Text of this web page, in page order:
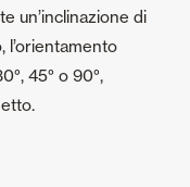
un’inclinazione di
l’orientamento
45° o 90°,